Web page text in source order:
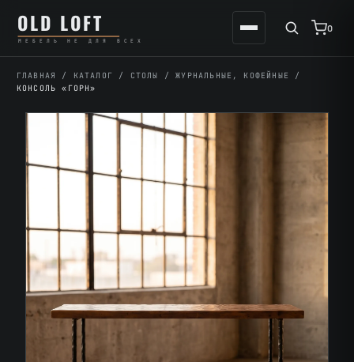
содержимому
содержимому
OLD LOFT
МЕБЕЛЬ НЕ ДЛЯ ВСЕХ
0
ГЛАВНАЯ / КАТАЛОГ / СТОЛЫ /ЖУРНАЛЬНЫЕ, КОФЕЙНЫЕ
/
КОНСОЛЬ «ГОРН»